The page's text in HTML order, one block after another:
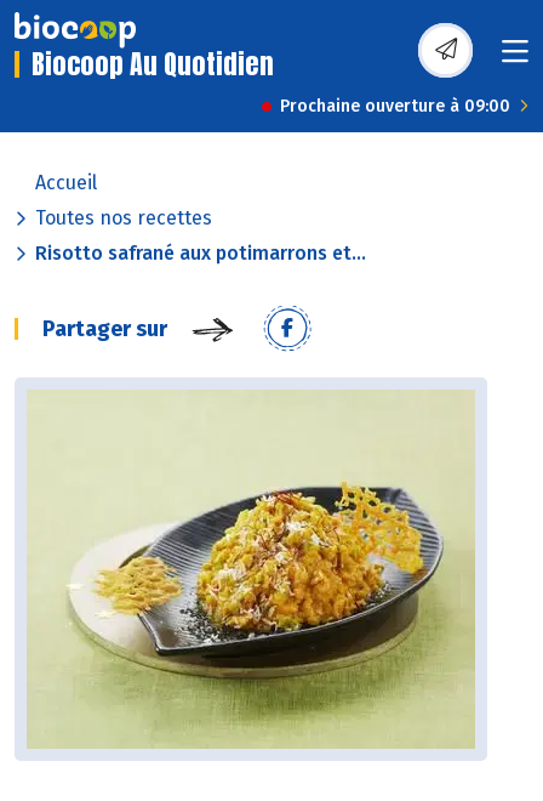
Biocoop Au Quotidien
Prochaine ouverture à 09:00
Accueil
Toutes nos recettes
Risotto safrané aux potimarrons et...
Partager sur